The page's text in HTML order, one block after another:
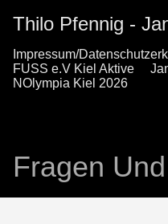
Thilo Pfennig -
Impressum/
FUSS e.V Kiel Aktive
NOlympia Kiel 2026
Fragen